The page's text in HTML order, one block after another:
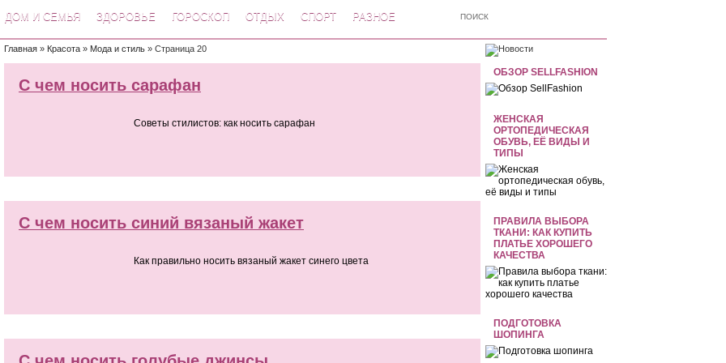
ДОМ И СЕМЬЯ ЗДОРОВЬЕ ГОРОСКОП ОТДЫХ СПОРТ РАЗНОЕ
ОБЗОР SELLFASHION
ЖЕНСКАЯ
ОРТОПЕДИЧЕСКАЯ
ОБУВЬ, ЕЁ ВИДЫ И
ТИПЫ
ПРАВИЛА ВЫБОРА
ТКАНИ: КАК КУПИТЬ
ПЛАТЬЕ ХОРОШЕГО
КАЧЕСТВА
ПОДГОТОВКА
ШОПИНГА
Главная » Красота » Мода и стиль » Страница 20
С чем носить сарафан
Советы стилистов: как носить сарафан
С чем носить синий вязаный жакет
Как правильно носить вязаный жакет синего цвета